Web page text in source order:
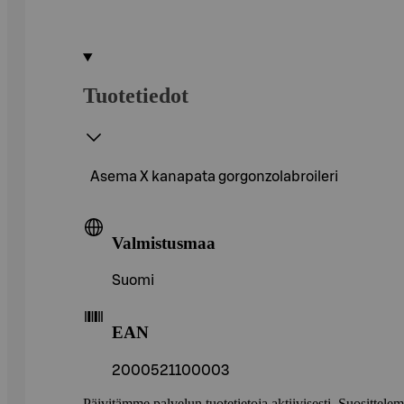
Tuotetiedot
Asema X kanapata gorgonzolabroileri
Valmistusmaa
Suomi
EAN
2000521100003